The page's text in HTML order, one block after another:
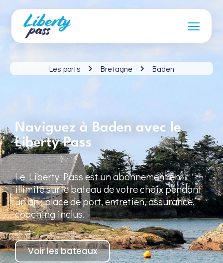
Les ports Bretagne Baden
Naviguez à Baden avec le
Liberty Pass
Le Liberty Pass est un abonnement en
illimité sur le bateau de votre choix pendant
un an : place de port, entretien, assurance,
coaching inclus.
Voir les bateaux